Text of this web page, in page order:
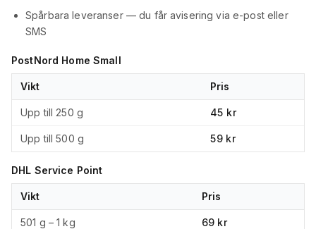
Spårbara leveranser — du får avisering via e-post eller
SMS
PostNord Home Small
Vikt Pris
Upp till 250 g 45 kr
Upp till 500 g 59 kr
DHL Service Point
Vikt Pris
501 g – 1 kg 69 kr